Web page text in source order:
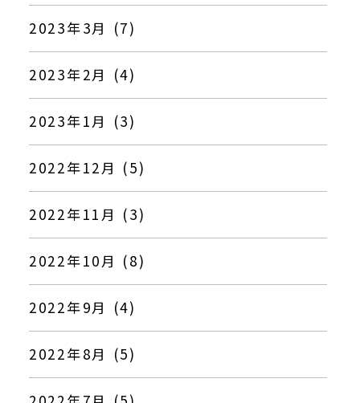
2023年3月 (7)
2023年2月 (4)
2023年1月 (3)
2022年12月 (5)
2022年11月 (3)
2022年10月 (8)
2022年9月 (4)
2022年8月 (5)